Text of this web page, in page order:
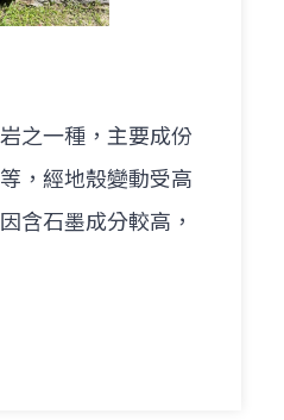
之一種，主要成份
，經地殼變動受高
含石墨成分較高，